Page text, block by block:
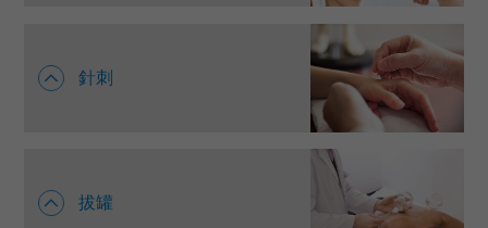
針刺
拔罐